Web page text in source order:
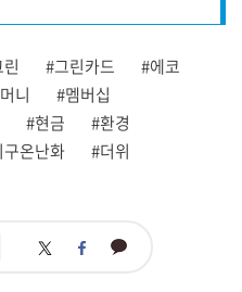
#그린카드
#에코
니
#멤버십
#현금
#환경
온난화
#더위
트 페 카